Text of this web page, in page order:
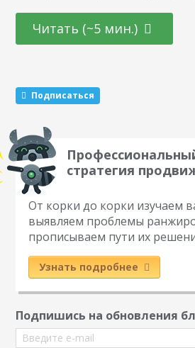
что вы обещаете участникам
или иным образом расскажут о вас
механики, которые маркетологи
Читать (~5 мин.)
Подписаться
стратегия
От корки до корки изучаем
выявляем проблемы
прописываем пути их
Узнать подробнее
Подпишись на обновления
Введите e-mail